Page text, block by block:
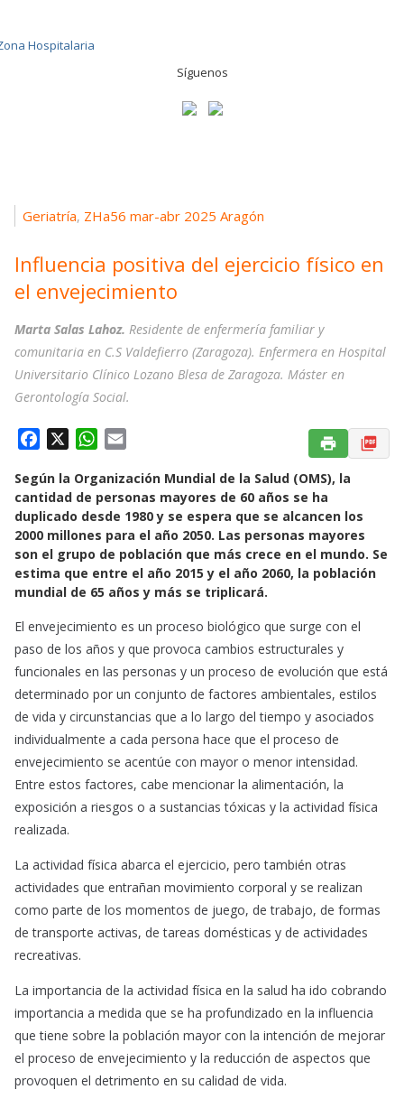
Síguenos
Geriatría, ZHa56 mar-abr 2025 Aragón
Influencia positiva del ejercicio físico en
el envejecimiento
Marta Salas Lahoz. Residente de enfermería familiar y
comunitaria en C.S Valdefierro (Zaragoza). Enfermera en Hospital
Universitario Clínico Lozano Blesa de Zaragoza. Máster en
Gerontología Social.
c
e
b
o
o
k
W
a
t
s
A
p
p
a
i
l
Según la Organización Mundial de la Salud (OMS), la
cantidad de personas mayores de 60 años se ha
duplicado desde 1980 y se espera que se alcancen los
2000 millones para el año 2050. Las personas mayores
son el grupo de población que más crece en el mundo. Se
estima que entre el año 2015 y el año 2060, la población
mundial de 65 años y más se triplicará.
El envejecimiento es un proceso biológico que surge con el
paso de los años y que provoca cambios estructurales y
funcionales en las personas y un proceso de evolución que está
determinado por un conjunto de factores ambientales, estilos
de vida y circunstancias que a lo largo del tiempo y asociados
individualmente a cada persona hace que el proceso de
envejecimiento se acentúe con mayor o menor intensidad.
Entre estos factores, cabe mencionar la alimentación, la
exposición a riesgos o a sustancias tóxicas y la actividad física
realizada.
La actividad física abarca el ejercicio, pero también otras
actividades que entrañan movimiento corporal y se realizan
como parte de los momentos de juego, de trabajo, de formas
de transporte activas, de tareas domésticas y de actividades
recreativas.
La importancia de la actividad física en la salud ha ido cobrando
importancia a medida que se ha profundizado en la influencia
que tiene sobre la población mayor con la intención de mejorar
el proceso de envejecimiento y la reducción de aspectos que
provoquen el detrimento en su calidad de vida.